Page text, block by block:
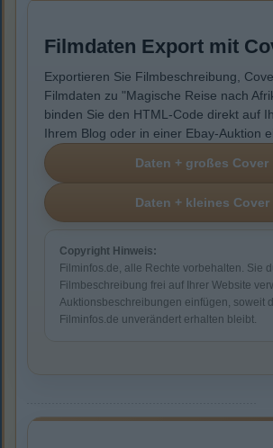
Filmdaten Export mit
Exportieren Sie Filmbeschreibung,
Filmdaten zu "Magische Reise nach
binden Sie den HTML-Code direkt auf
Ihrem Blog oder in einer Ebay-Auktion
Copyright Hinweis:
Filminfos.de, alle Rechte vorbehalten. Sie
Filmbeschreibung frei auf Ihrer Website
Auktionsbeschreibungen einfügen, soweit
Filminfos.de unverändert erhalten bleibt.